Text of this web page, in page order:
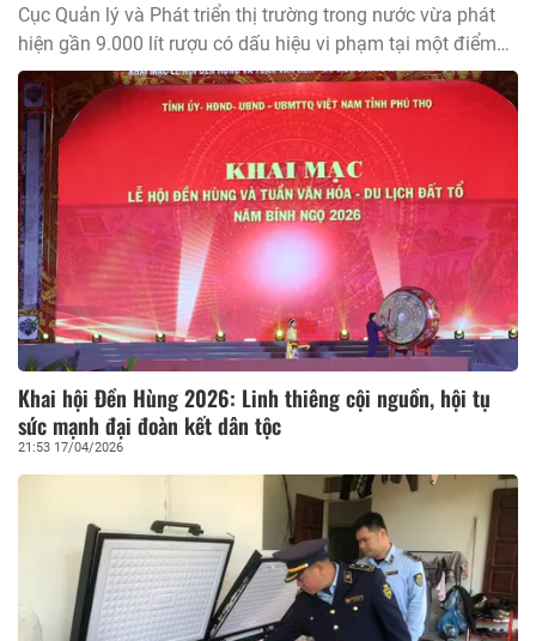
Cục Quản lý và Phát triển thị trường trong nước vừa phát
hiện gần 9.000 lít rượu có dấu hiệu vi phạm tại một điểm
chứa trữ ở Hà Nội. Cơ sở không xuất trình được giấy phép
theo quy định.
Khai hội Đền Hùng 2026: Linh thiêng cội nguồn, hội tụ
sức mạnh đại đoàn kết dân tộc
21:53 17/04/2026